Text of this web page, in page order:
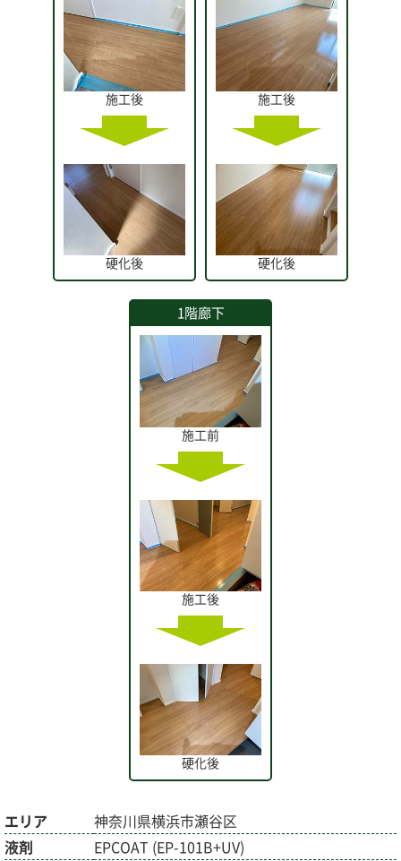
施工後
硬化後
施工後
硬化後
1階廊下
施工前
施工後
硬化後
エリア
神奈川県横浜市瀬谷区
液剤
EPCOAT (EP-101B+UV)